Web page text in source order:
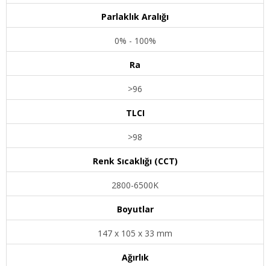
Parlaklık Aralığı
0% - 100%
Ra
>96
TLCI
>98
Renk Sıcaklığı (CCT)
2800-6500K
Boyutlar
147 x 105 x 33 mm
Ağırlık